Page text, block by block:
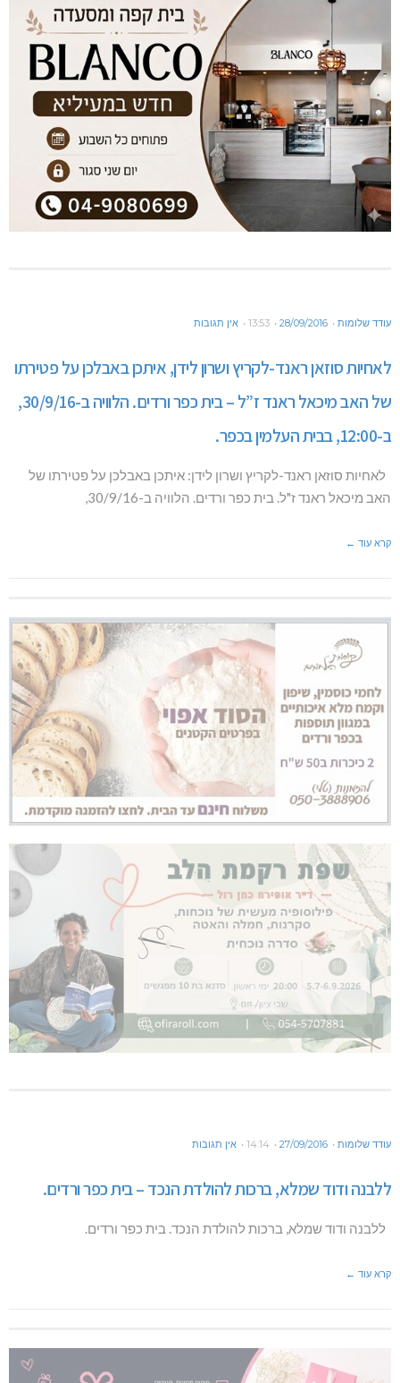
עודד שלומות 28/09/2016
13:53 אין תגובות
לאחיות סוזאן ראנד-לקריץ ושרון לידן, איתכן באבלכן על פטירתו
של האב מיכאל ראנד ז”ל – בית כפר ורדים. הלוויה ב-30/9/16,
ב-12:00, בבית העלמין בכפר.
לאחיות סוזאן ראנד-לקריץ ושרון לידן: איתכן באבלכן על פטירתו של
האב מיכאל ראנד ז"ל. בית כפר ורדים. הלוויה ב-30/9/16,
קרא עוד ←
עודד שלומות 27/09/2016
14:14 אין תגובות
ללבנה ודוד שמלא, ברכות להולדת הנכד – בית כפר ורדים.
ללבנה ודוד שמלא, ברכות להולדת הנכד. בית כפר ורדים.
קרא עוד ←